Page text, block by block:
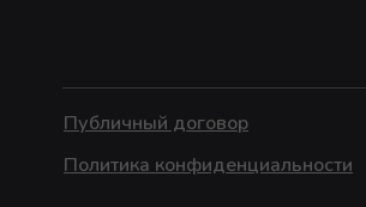
Публичный договор
Политика конфиденциальности